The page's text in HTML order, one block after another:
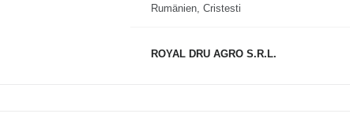
Rumänien, Cristesti
ROYAL DRU AGRO S.R.L.